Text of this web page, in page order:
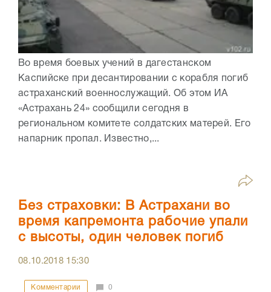
Во время боевых учений в дагестанском
Каспийске при десантировании с корабля погиб
астраханский военнослужащий. Об этом ИА
«Астрахань 24» сообщили сегодня в
региональном комитете солдатских матерей. Его
напарник пропал. Известно,...
Без страховки: В Астрахани во
время капремонта рабочие упали
с высоты, один человек погиб
08.10.2018 15:30
Комментарии 0